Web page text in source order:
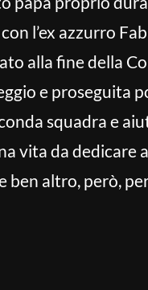
l’ex azzurro
alla fine della
e proseguita
squadra e
vita da dedicare
ben altro, però,